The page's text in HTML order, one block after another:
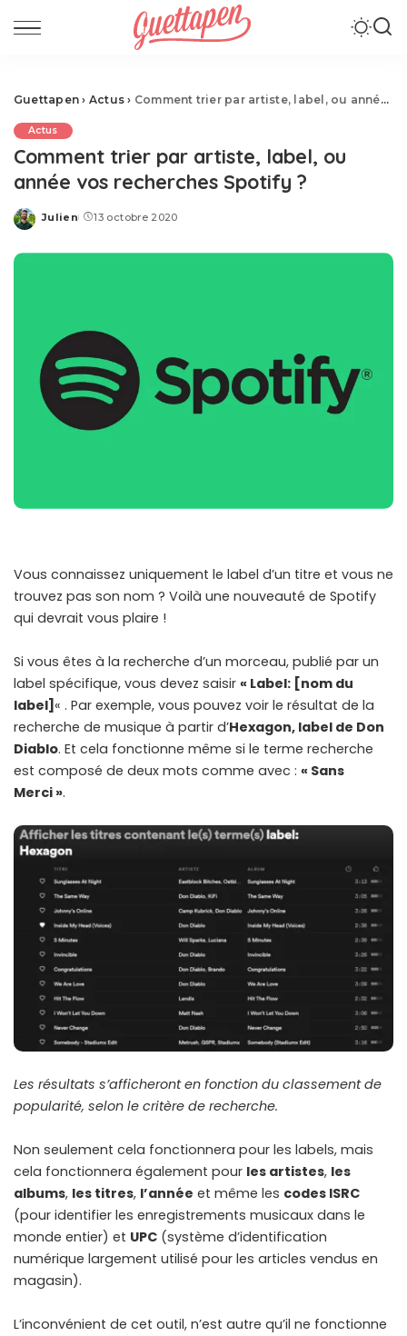
Guettapen › Actus › Comment trier par artiste, label, ou année vos recherches Spotify ?
Actus
Comment trier par artiste, label, ou
année vos recherches Spotify ?
Posted
Julien 13 octobre 2020
Vous connaissez uniquement le label d’un titre et vous ne
trouvez pas son nom ? Voilà une nouveauté de Spotify
qui devrait vous plaire !
Si vous êtes à la recherche d’un morceau, publié par un
label spécifique, vous devez saisir « Label: [nom du
label] « . Par exemple, vous pouvez voir le résultat de la
recherche de musique à partir d’Hexagon, label de Don
Diablo. Et cela fonctionne même si le terme recherche
est composé de deux mots comme avec : « Sans
Merci ».
Les résultats s’afficheront en fonction du classement de
popularité, selon le critère de recherche.
Non seulement cela fonctionnera pour les labels, mais
cela fonctionnera également pour les artistes, les
albums, les titres, l’année et même les codes ISRC
(pour identifier les enregistrements musicaux dans le
monde entier) et UPC (système d’identification
numérique largement utilisé pour les articles vendus en
magasin).
L’inconvénient de cet outil, n’est autre qu’il ne fonctionne